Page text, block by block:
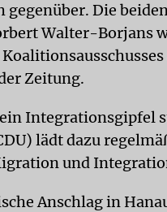
Die
Walter-Borjans
Zeitung.
Integrationsgipfel
lädt dazu
und
Anschlag in